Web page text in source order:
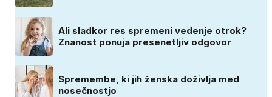
Ali sladkor res spremeni vedenje otrok?
Znanost ponuja presenetljiv odgovor
Spremembe, ki jih ženska doživlja med
nosečnostjo